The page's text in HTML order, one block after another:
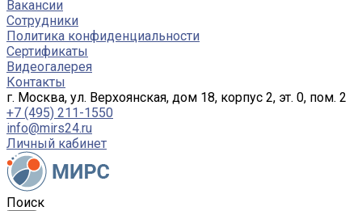
Вакансии
Сотрудники
Политика конфиденциальности
Сертификаты
Видеогалерея
Контакты
г. Москва, ул. Верхоянская, дом 18, корпус 2, эт. 0, пом. 2
+7 (495) 211-1550
info@mirs24.ru
Личный кабинет
Поиск